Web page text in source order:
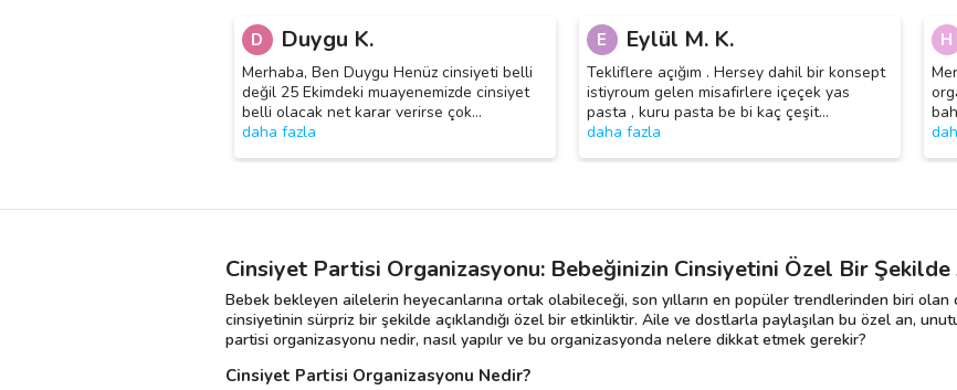
D Duygu K.
Merhaba, Ben Duygu Henüz cinsiyeti belli
değil 25 Ekimdeki muayenemizde cinsiyet
belli olacak net karar verirse çok…
daha fazla
E Eylül M. K.
Tekliflere açığım . Hersey dahil bir konsept
istiyroum gelen misafirlere içeçek yas
pasta , kuru pasta be bi kaç çeşit…
daha fazla
H
Cinsiyet Partisi Organizasyonu: Bebeğinizin Cinsiyetini Özel Bir Şekilde
Bebek bekleyen ailelerin heyecanlarına ortak olabileceği, son yılların en popüler trendlerinden biri
cinsiyetinin sürpriz bir şekilde açıklandığı özel bir etkinliktir. Aile ve dostlarla paylaşılan bu özel an,
partisi organizasyonu nedir, nasıl yapılır ve bu organizasyonda nelere dikkat etmek gerekir?
Cinsiyet Partisi Organizasyonu Nedir?